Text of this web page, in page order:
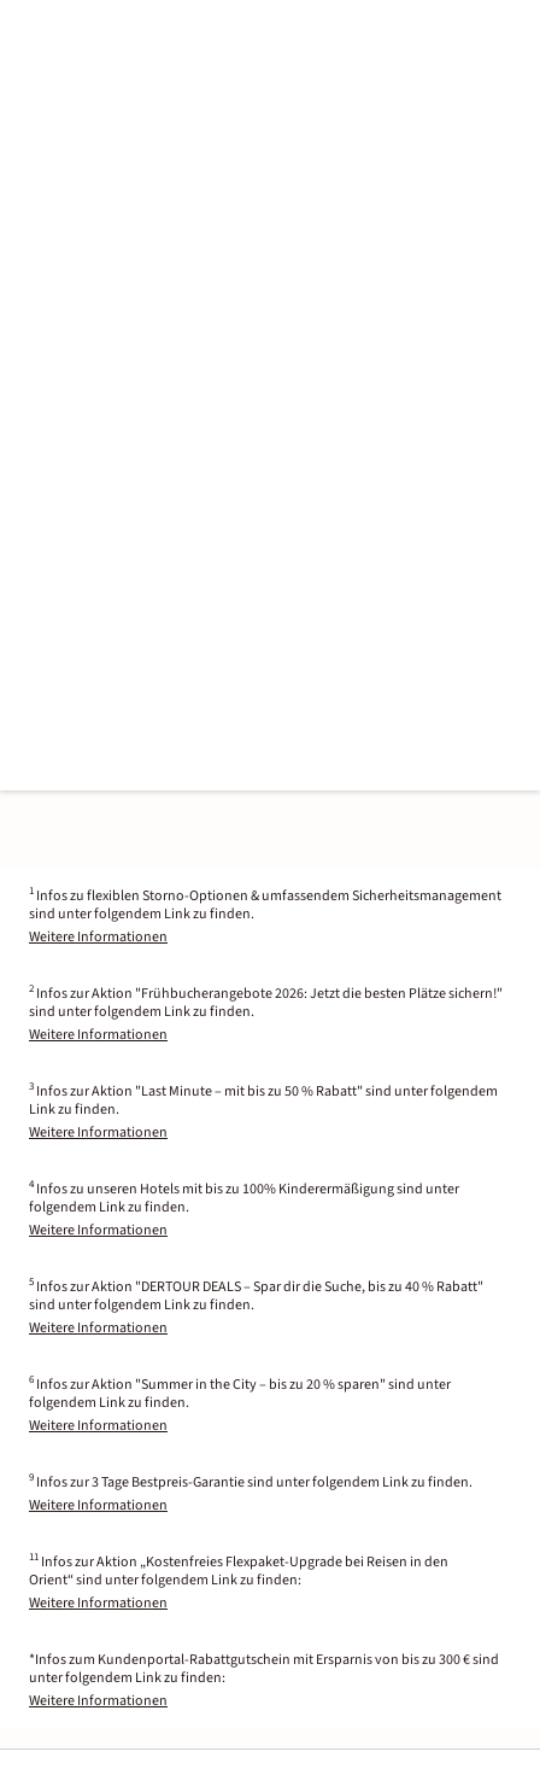
1 Infos zu flexiblen Storno-Optionen & umfassendem Sicherheitsmanagement
sind unter folgendem Link zu finden.
Weitere Informationen
2 Infos zur Aktion "Frühbucherangebote 2026: Jetzt die besten Plätze sichern!"
sind unter folgendem Link zu finden.
Weitere Informationen
3 Infos zur Aktion "Last Minute – mit bis zu 50 % Rabatt" sind unter folgendem
Link zu finden.
Weitere Informationen
4 Infos zu unseren Hotels mit bis zu 100% Kinderermäßigung sind unter
folgendem Link zu finden.
Weitere Informationen
5 Infos zur Aktion "DERTOUR DEALS – Spar dir die Suche, bis zu 40 % Rabatt"
sind unter folgendem Link zu finden.
Weitere Informationen
6 Infos zur Aktion "Summer in the City – bis zu 20 % sparen" sind unter
folgendem Link zu finden.
Weitere Informationen
9 Infos zur 3 Tage Bestpreis-Garantie sind unter folgendem Link zu finden.
Weitere Informationen
11 Infos zur Aktion „Kostenfreies Flexpaket-Upgrade bei Reisen in den
Orient“ sind unter folgendem Link zu finden:
Weitere Informationen
*Infos zum Kundenportal-Rabattgutschein mit Ersparnis von bis zu 300 € sind
unter folgendem Link zu finden:
Weitere Informationen